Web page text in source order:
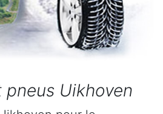
pneus Uikhoven